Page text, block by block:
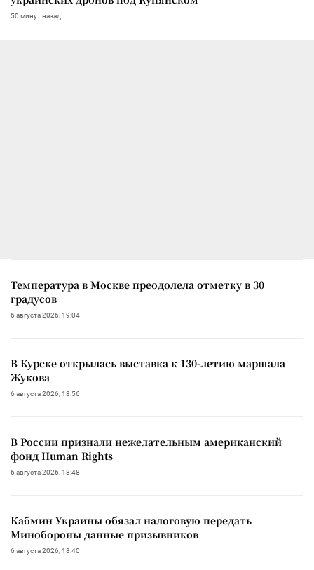
50 минут назад
Температура в Москве преодолела отметку в 30
градусов
6 августа 2026, 19:04
В Курске открылась выставка к 130-летию маршала
Жукова
6 августа 2026, 18:56
В России признали нежелательным американский
фонд Human Rights
6 августа 2026, 18:48
Кабмин Украины обязал налоговую передать
Минобороны данные призывников
6 августа 2026, 18:40